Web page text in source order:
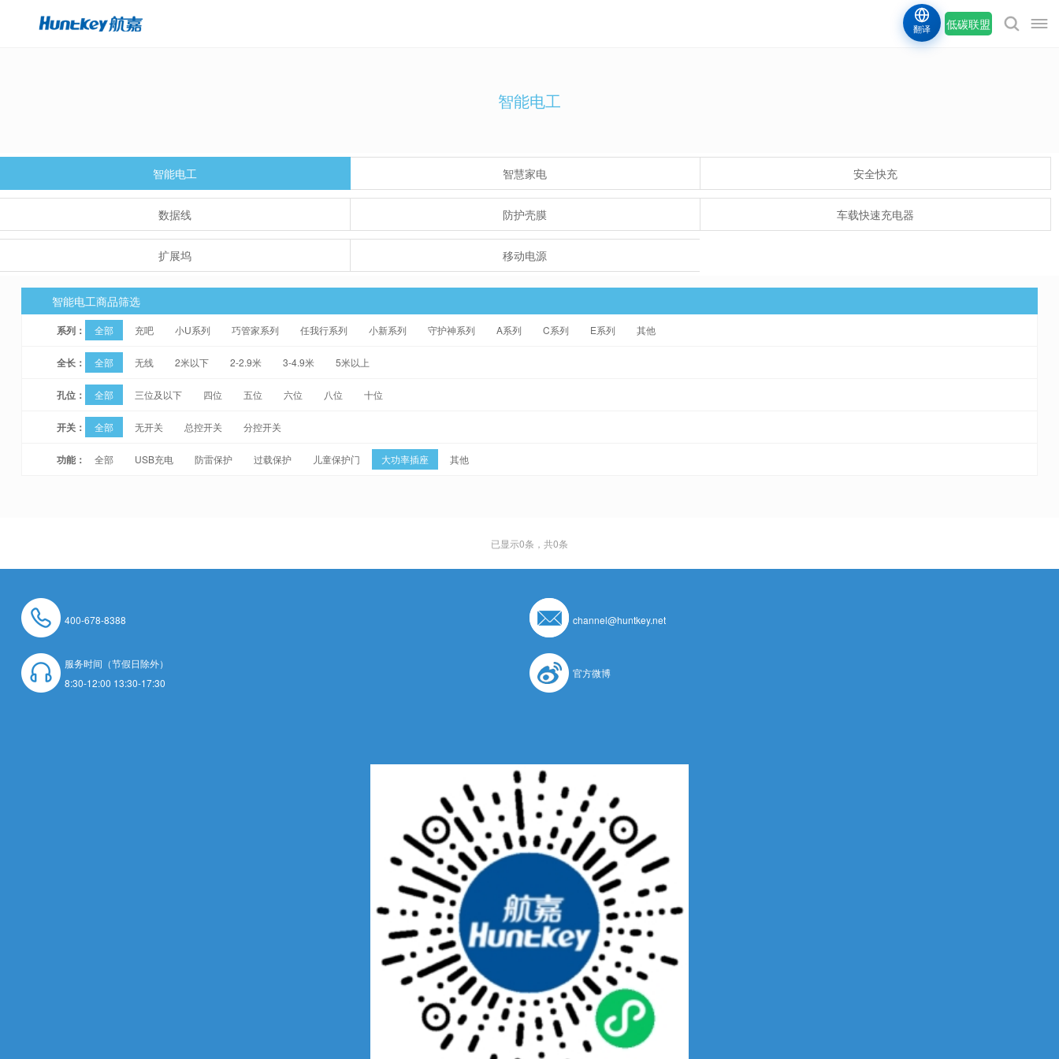
低碳联盟
翻译
智能电工
智能电工 智慧家电 安全快充
数据线 防护壳膜 车载快速充电器
扩展坞 移动电源
智能电工商品筛选
系列： 全部 充吧 小U系列 巧管家系列 任我行系列 小新系列 守护神系列 A系列 C系列 E系列 其他
全长： 全部 无线 2米以下 2-2.9米 3-4.9米 5米以上
孔位： 全部 三位及以下 四位 五位 六位 八位 十位
开关： 全部 无开关 总控开关 分控开关
功能： 全部 USB充电 防雷保护 过载保护 儿童保护门 大功率插座 其他
已显示0条，共0条
400-678-8388 channel@huntkey.net
服务时间（节假日除外）
8:30-12:00 13:30-17:30
官方微博